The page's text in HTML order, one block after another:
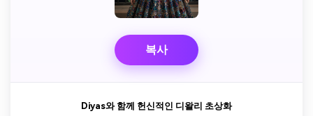
복사
Diyas와 함께 헌신적인 디왈리 초상화